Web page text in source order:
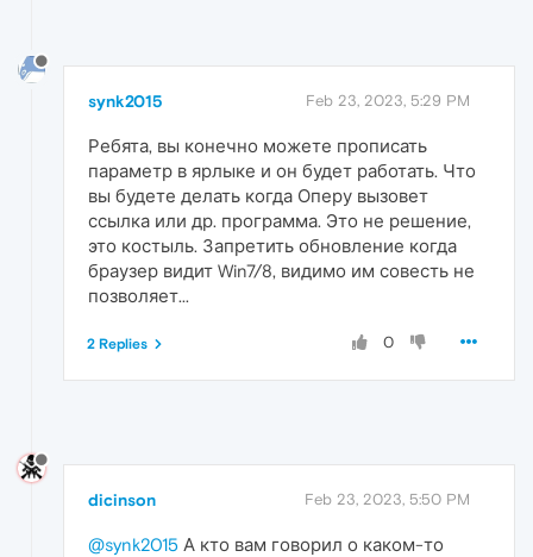
synk2015 Feb 23, 2023, 5:29 PM
Ребята, вы конечно можете прописать
параметр в ярлыке и он будет работать. Что
вы будете делать когда Оперу вызовет
ссылка или др. программа. Это не решение,
это костыль. Запретить обновление когда
браузер видит Win7/8, видимо им совесть не
позволяет...
0
2 Replies
dicinson Feb 23, 2023, 5:50 PM
@synk2015 А кто вам говорил о каком-то